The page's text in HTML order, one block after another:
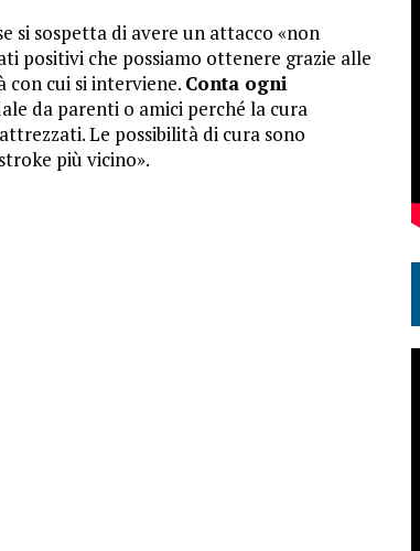
si sospetta di avere un attacco «non
positivi che possiamo ottenere grazie alle
cui si interviene. Conta ogni
da parenti o amici perché la cura
Le possibilità di cura sono
più vicino».